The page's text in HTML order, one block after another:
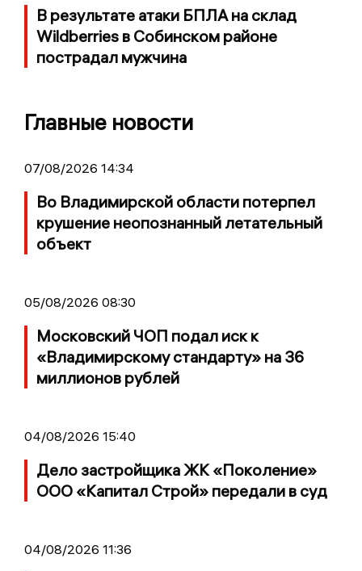
В результате атаки БПЛА на склад
Wildberries в Собинском районе
пострадал мужчина
Главные новости
07/08/2026 14:34
Во Владимирской области потерпел
крушение неопознанный летательный
объект
05/08/2026 08:30
Московский ЧОП подал иск к
«Владимирскому стандарту» на 36
миллионов рублей
04/08/2026 15:40
Дело застройщика ЖК «Поколение»
ООО «Капитал Строй» передали в суд
04/08/2026 11:36